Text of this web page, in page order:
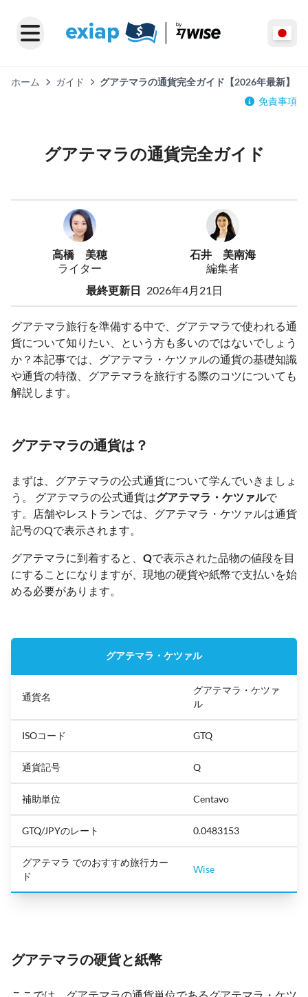
ホーム ガイド
グアテマラの通貨完全ガイド【2026年最新】
免責事項
グアテマラの通貨完全ガイド
高橋 美穂
ライター
石井 美南海
編集者
最終更新日 2026年4月21日
グアテマラ旅行を準備する中で、グアテマラで使われる通
貨について知りたい、という方も多いのではないでしょう
か？本記事では、グアテマラ・ケツァルの通貨の基礎知識
や通貨の特徴、グアテマラを旅行する際のコツについても
解説します。
グアテマラの通貨は？
まずは、グアテマラの公式通貨について学んでいきましょ
う。 グアテマラの公式通貨はグアテマラ・ケツァルで
す。店舗やレストランでは、グアテマラ・ケツァルは通貨
記号のQで表示されます。
グアテマラに到着すると、 Qで表示された品物の値段を目
にすることになりますが、現地の硬貨や紙幣で支払いを始
める必要があります。
グアテマラ・ケツァル
通貨名
グアテマラ・ケツァ
ル
ISOコード GTQ
通貨記号 Q
補助単位 Centavo
GTQ/JPYのレート 0.0483153
グアテマラ でのおすすめ旅行カー
ド
Wise
グアテマラの硬貨と紙幣